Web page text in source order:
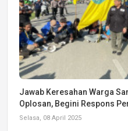
Jawab Keresahan Warga
Oplosan, Begini Respons
Selasa, 08 April 2025